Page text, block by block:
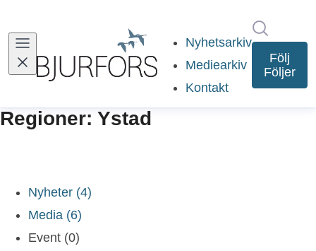
Nyhetsarkiv
Mediearkiv
Kontakt
Följ
Följer
Regioner: Ystad
Nyheter (4)
Media (6)
Event (0)